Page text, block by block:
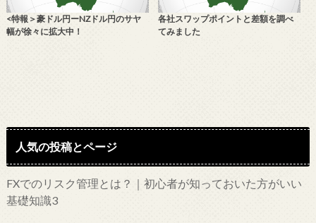
<特報＞豪ドル円ーNZドル円のサヤ
幅が徐々に拡大中！
各社スワップポイントと差額を調べ
てみました
人気の投稿とページ
FXでのリスク管理とは？｜初心者が知っておいた方がいい
基礎知識3